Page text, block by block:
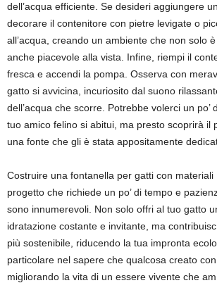
dell’acqua efficiente. Se desideri aggiungere
decorare il contenitore con pietre levigate o
all’acqua, creando un ambiente che non solo
anche piacevole alla vista. Infine, riempi il
fresca e accendi la pompa. Osserva con
gatto si avvicina, incuriosito dal suono
dell’acqua che scorre. Potrebbe volerci un po’
tuo amico felino si abitui, ma presto scoprirà il
una fonte che gli è stata appositamente
Costruire una fontanella per gatti con materiali
progetto che richiede un po’ di tempo e
sono innumerevoli. Non solo offri al tuo gatto
idratazione costante e invitante, ma
più sostenibile, riducendo la tua impronta
particolare nel sapere che qualcosa creato
migliorando la vita di un essere vivente che